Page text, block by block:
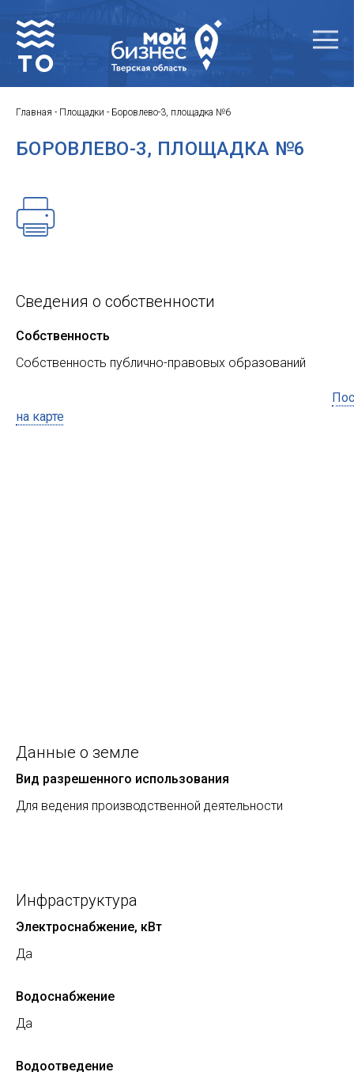
Главная - Площадки - Боровлево-3, площадка №6
БОРОВЛЕВО-3, ПЛОЩАДКА №6
Сведения о собственности
Собственность
Собственность публично-правовых образований
на карте
Данные о земле
Вид разрешенного использования
Для ведения производственной деятельности
Инфраструктура
Электроснабжение, кВт
Да
Водоснабжение
Да
Водоотведение